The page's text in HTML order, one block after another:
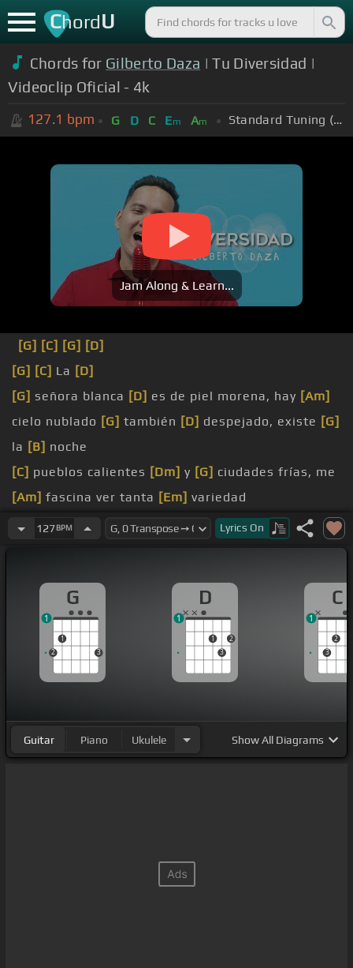
ChordU
Chords for Gilberto Daza | Tu Diversidad |
Videoclip Oficial - 4k
127.1 bpm G D C Em Am Standard Tuning (EADGBE)
Jam Along & Learn...
[G] [C] [G] [D]
[G] [C] La [D]
[G] señora blanca [D] es de piel morena, hay [Am]
cielo nublado [G] también [D] despejado, existe [G]
la [B] noche
[C] pueblos calientes [Dm] y [G] ciudades frías, me
[Am] fascina ver tanta [Em] variedad
detrás[D] de todo[Am] está tu[Em]creatividad
cumple su función y [C]para gustos
hay
colores,[D]que bonito es [G]el refrán
diversidad
127BPM Lyrics On
G
2
1
3
1
D
1
3
2
1
C
3
2
1
Guitar Piano Ukulele ShowAll Diagrams